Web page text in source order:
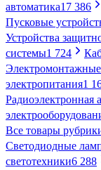
автоматика17 386
Пусковые
Устройства
системы1 724
электропитания1
Радиоэлектронная
Все товары
Светодиодные
светотехники6 288